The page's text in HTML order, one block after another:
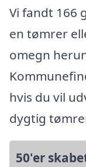
Vi fandt 166
en tømrer
omegn
hvis du vil
dygtig
50'er